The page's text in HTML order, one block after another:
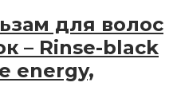
для волос
– Rinse-black
energy,